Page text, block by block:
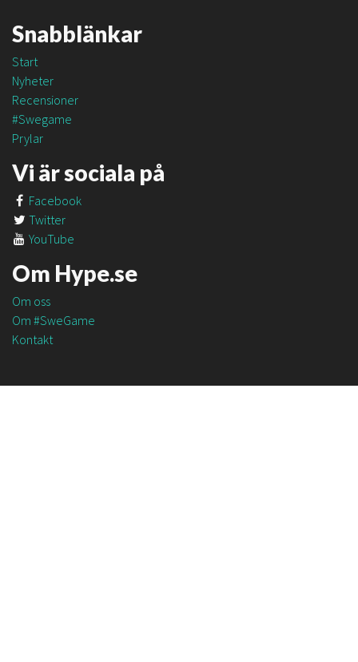
Snabblänkar
Start
Nyheter
Recensioner
#Swegame
Prylar
Vi är sociala på
Facebook
Twitter
YouTube
Om Hype.se
Om oss
Om #SweGame
Kontakt